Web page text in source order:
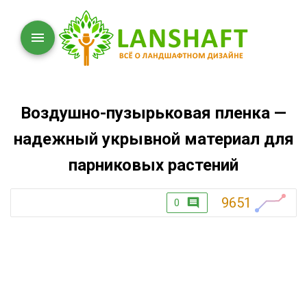
Воздушно-пузырьковая пленка —
надежный укрывной материал для
парниковых растений
0 9651